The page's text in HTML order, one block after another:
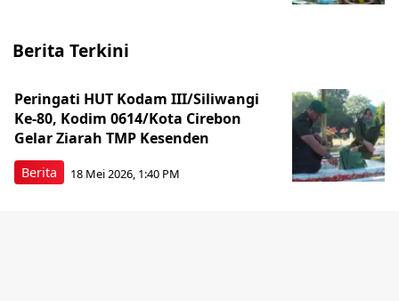
Berita Terkini
Berita
Peringati HUT Kodam III/Siliwangi
Ke-80, Kodim 0614/Kota Cirebon
Gelar Ziarah TMP Kesenden
18 Mei 2026, 1:40 PM